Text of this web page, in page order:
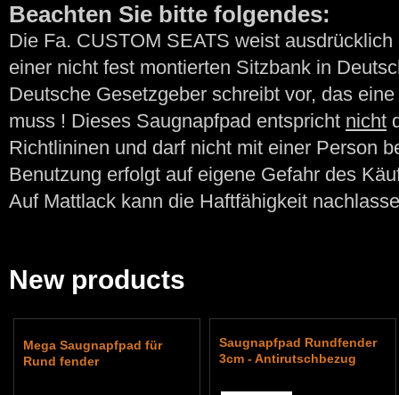
Beachten Sie bitte folgendes:
Die Fa. CUSTOM SEATS weist
einer nicht fest montierten Sitzbank in
Deutsche Gesetzgeber schreibt vor, das
muss ! Dieses Saugnapfpad entspricht nicht
Richtlininen und darf nicht mit einer Person
Benutzung erfolgt auf eigene Gefahr des
Auf Mattlack kann die Haftfähigkeit
New products
Mega Saugnapfpad für
Rund fender
Saugnapfpad Rundfender
3cm - Antirutschbezug